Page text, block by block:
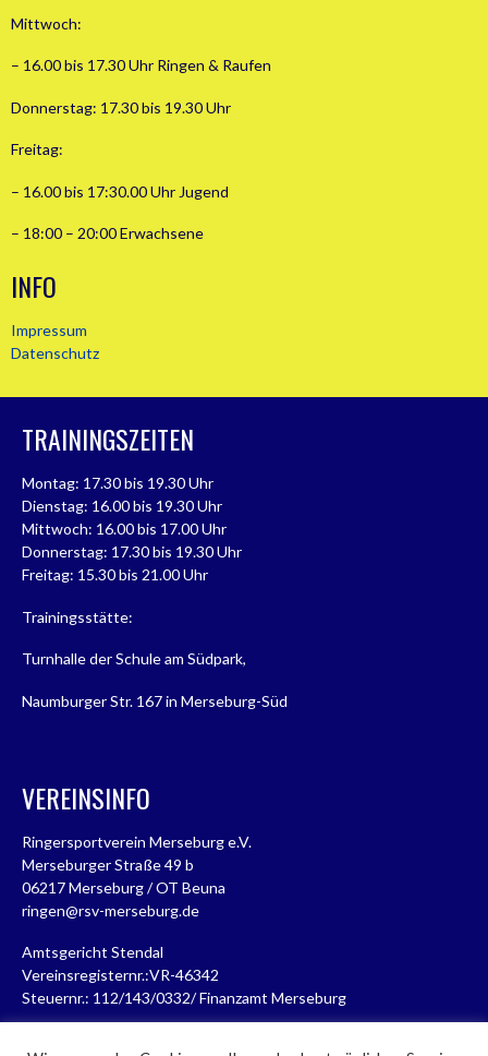
Mittwoch:
– 16.00 bis 17.30 Uhr Ringen & Raufen
Donnerstag: 17.30 bis 19.30 Uhr
Freitag:
– 16.00 bis 17:30.00 Uhr Jugend
– 18:00 – 20:00 Erwachsene
INFO
Impressum
Datenschutz
TRAININGSZEITEN
Montag: 17.30 bis 19.30 Uhr
Dienstag: 16.00 bis 19.30 Uhr
Mittwoch: 16.00 bis 17.00 Uhr
Donnerstag: 17.30 bis 19.30 Uhr
Freitag: 15.30 bis 21.00 Uhr
Trainingsstätte:
Turnhalle der Schule am Südpark,
Naumburger Str. 167 in Merseburg-Süd
VEREINSINFO
Ringersportverein Merseburg e.V.
Merseburger Straße 49 b
06217 Merseburg / OT Beuna
ringen@rsv-merseburg.de
Amtsgericht Stendal
Vereinsregisternr.:VR-46342
Steuernr.: 112/143/0332/ Finanzamt Merseburg